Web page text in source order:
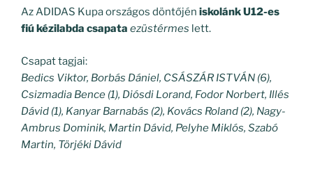
Az ADIDAS Kupa országos döntőjén iskolánk U12-es
fiú kézilabda csapata ezüstérmes lett.
Csapat tagjai:
Bedics Viktor, Borbás Dániel, CSÁSZÁR ISTVÁN (6),
Csizmadia Bence (1), Diósdi Lorand, Fodor Norbert, Illés
Dávid (1), Kanyar Barnabás (2), Kovács Roland (2), Nagy-
Ambrus Dominik, Martin Dávid, Pelyhe Miklós, Szabó
Martin, Törjéki Dávid